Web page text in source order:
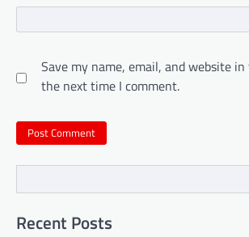
Save my name, email, and website
the next time I comment.
Recent Posts